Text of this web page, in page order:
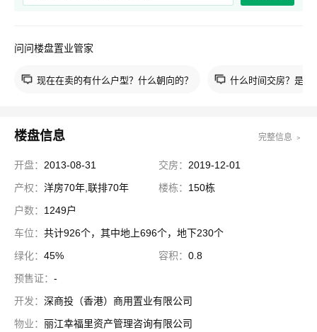
幸福里楼盘地址：丽江庆云东路与大丽路交汇处西南向。敬请
问问楼盘置业管家
现在在卖的有什么户型？什么朝向的？ 什么时间交房？是现
楼盘信息 完整信息 ﹥
开盘： 2013-08-31 交房： 2019-12-01
产权： 洋房70年,联排70年 楼栋： 150栋
户数： 1249户
车位： 共计926个，其中地上696个，地下230个
绿化： 45% 容积： 0.8
预售证： -
开发： 深商投（香港）商用置业有限公司
物业： 丽江幸福里资产管理咨询有限公司